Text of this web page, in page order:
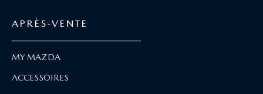
APRÈS-VENTE
MY MAZDA
ACCESSOIRES